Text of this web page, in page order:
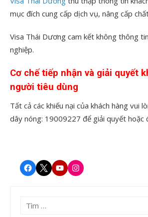
mục đích cung cấp dịch vụ, nâng cấp
Visa Thái Dương cam kết không thông
nghiệp.
Cơ chế tiếp nhận và giải quyết
người tiêu dùng
Tất cả các khiếu nại của khách hàng vui
dây nóng: 19009227 để giải quyết hoặc
Facebook
TwitterYoutubeInstagram
Tìm